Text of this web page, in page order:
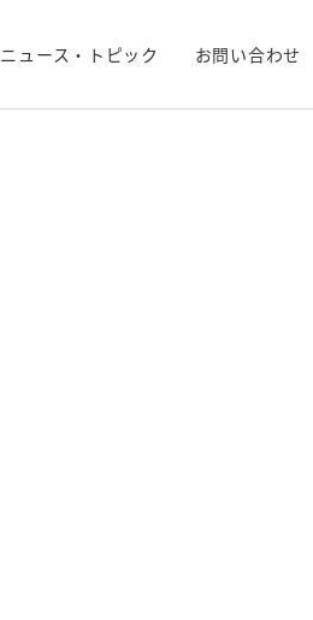
ニュース・トピック
お問い合わせ